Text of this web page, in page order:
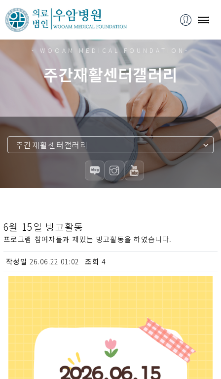
- WOOAM MEDICAL FOUNDATION-
주간재활센터갤러리
주간재활센터갤러리
6월 15일 빙고활동
프로그램 참여자들과 재밌는 빙고활동을 하였습니다.
작성일 26.06.22 01:02 조회 4